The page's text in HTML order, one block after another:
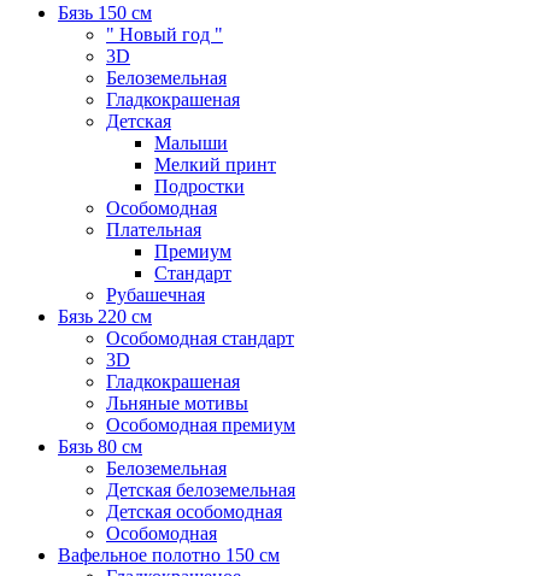
Бязь 150 см
" Новый год "
3D
Белоземельная
Гладкокрашеная
Детская
Малыши
Мелкий принт
Подростки
Особомодная
Плательная
Премиум
Стандарт
Рубашечная
Бязь 220 см
Особомодная стандарт
3D
Гладкокрашеная
Льняные мотивы
Особомодная премиум
Бязь 80 см
Белоземельная
Детская белоземельная
Детская особомодная
Особомодная
Вафельное полотно 150 см